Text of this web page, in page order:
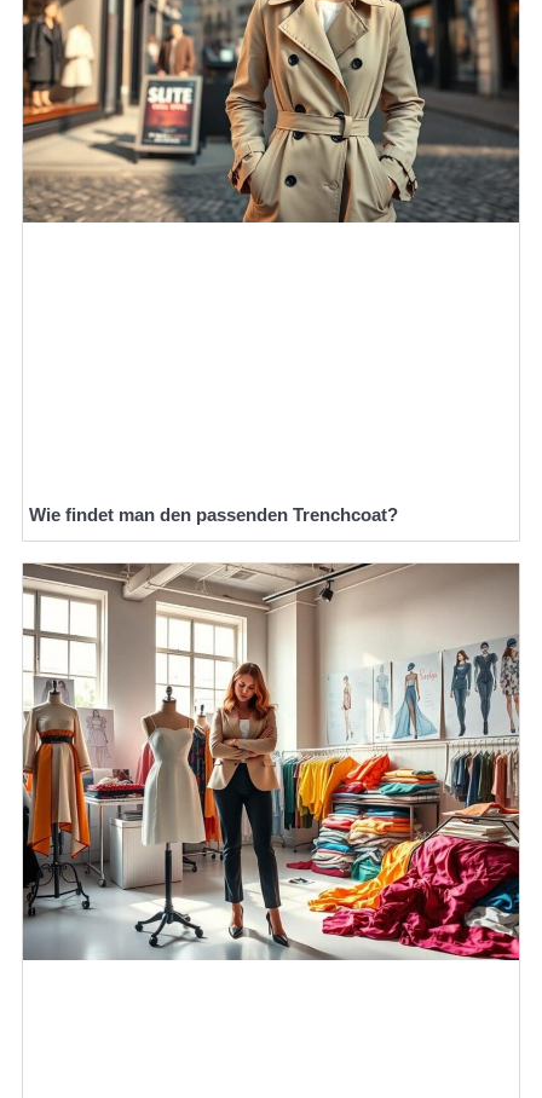
Wie findet man den passenden Trenchcoat?